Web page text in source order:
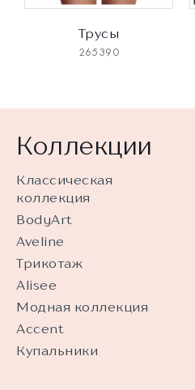
Трусы
265390
Коллекции
Классическая
коллекция
BodyArt
Aveline
Трикотаж
Alisee
Модная коллекция
Accent
Купальники